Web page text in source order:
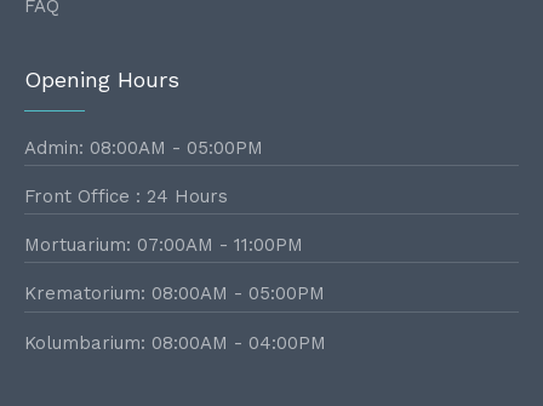
FAQ
Opening Hours
Admin: 08:00AM - 05:00PM
Front Office : 24 Hours
Mortuarium: 07:00AM - 11:00PM
Krematorium: 08:00AM - 05:00PM
Kolumbarium: 08:00AM - 04:00PM